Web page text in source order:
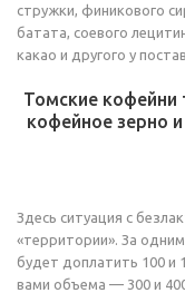
стружки, финикового
батата, соевого
какао и другого у
Томские кофейни
кофейное зерно
Здесь ситуация с
«территории». За
будет доплатить 100 и
вами объема — 300 и